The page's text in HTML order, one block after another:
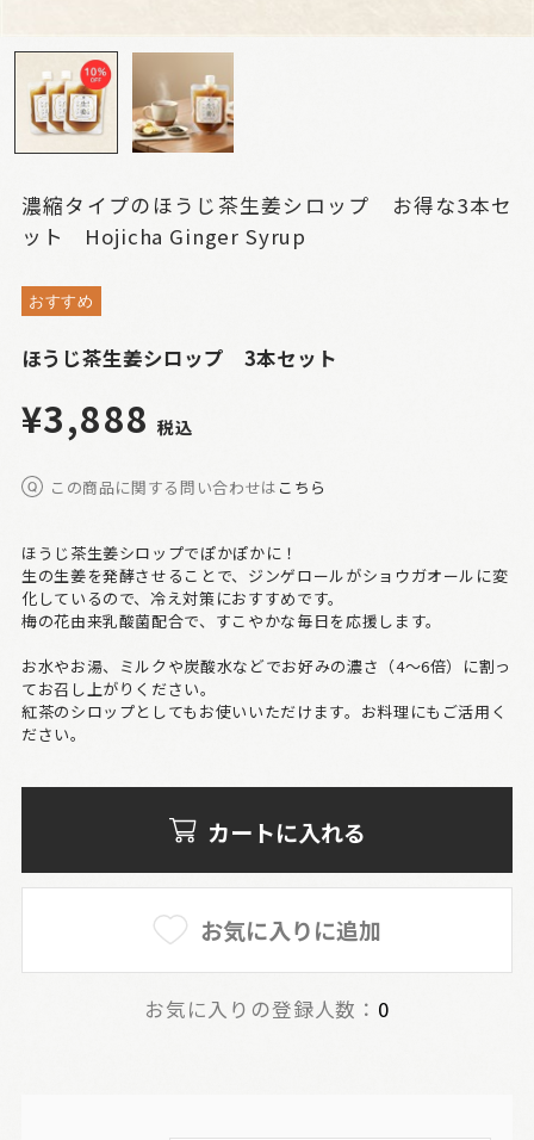
濃縮タイプのほうじ茶生姜シロップ お得な3本セ
ット Hojicha Ginger Syrup
おすすめ
ほうじ茶生姜シロップ 3本セット
¥3,888 税込
この商品に関する問い合わせは こちら
ほうじ茶生姜シロップでぽかぽかに！
生の生姜を発酵させることで、ジンゲロールがショウガオールに変
化しているので、冷え対策におすすめです。
梅の花由来乳酸菌配合で、すこやかな毎日を応援します。
お水やお湯、ミルクや炭酸水などでお好みの濃さ（4～6倍）に割っ
てお召し上がりください。
紅茶のシロップとしてもお使いいただけます。お料理にもご活用く
ださい。
カートに入れる
お気に入りに追加
お気に入りの登録人数： 0